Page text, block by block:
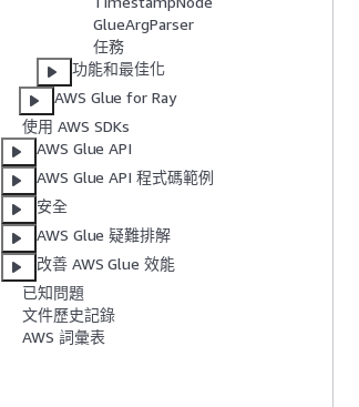
GlueArgParser
任務
功能和最佳化
AWS Glue for Ray
使用 AWS SDKs
AWS Glue API
AWS Glue API 程式碼範例
安全
AWS Glue 疑難排解
改善 AWS Glue 效能
已知問題
文件歷史記錄
AWS 詞彙表